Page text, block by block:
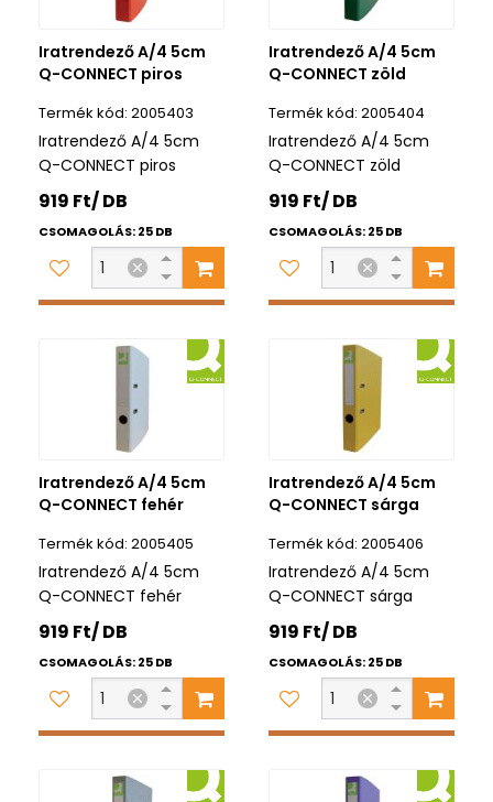
Iratrendező A/4 5cm
Q-CONNECT piros
2005403
Iratrendező A/4 5cm
Q-CONNECT piros
919 Ft/ DB
CSOMAGOLÁS: 25 DB
Iratrendező A/4 5cm
Q-CONNECT zöld
2005404
Iratrendező A/4 5cm
Q-CONNECT zöld
919 Ft/ DB
CSOMAGOLÁS: 25 DB
Iratrendező A/4 5cm
Q-CONNECT fehér
2005405
Iratrendező A/4 5cm
Q-CONNECT fehér
919 Ft/ DB
CSOMAGOLÁS: 25 DB
Iratrendező A/4 5cm
Q-CONNECT sárga
2005406
Iratrendező A/4 5cm
Q-CONNECT sárga
919 Ft/ DB
CSOMAGOLÁS: 25 DB